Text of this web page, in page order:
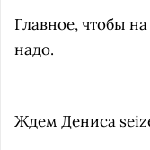
Главное, чтобы
надо.
Ждем Дениса